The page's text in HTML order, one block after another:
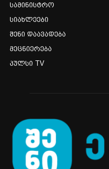
სამინისტრო
სიახლეები
შენი დაავადება
მეცნიერება
პულსი TV